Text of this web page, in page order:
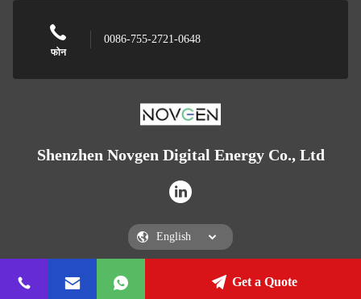
फोन
0086-755-2721-0648
Shenzhen Novgen Digital Energy Co., Ltd
Shenzhen Novgen Digital Energy Co., LtdGet a Quote